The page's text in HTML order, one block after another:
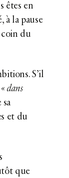
êtes en
la pause
coin du
S’il
« dans
sa
et du
que